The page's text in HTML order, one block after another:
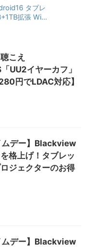
タブレ
拡張 WiFi
日本語説明書
こえ
UU2イヤーカフ」
円でLDAC対応】
ムデー】Blackview
格上げ！タブレッ
ジェクターのお得
ムデー】Blackview